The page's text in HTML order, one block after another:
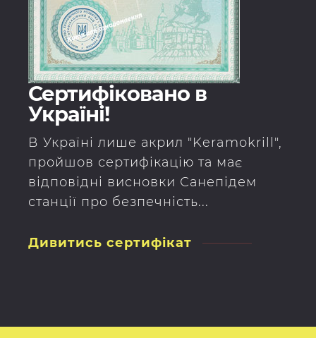
Сертифіковано в
Україні!
В Україні лише акрил "Keramokrill",
пройшов сертифікацію та має
відповідні висновки Санепідем
станції про безпечність...
Дивитись сертифікат